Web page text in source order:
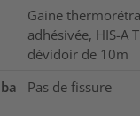
Gaine
adhésivée, HIS-A
dévidoir de 10m
Pas de fissure